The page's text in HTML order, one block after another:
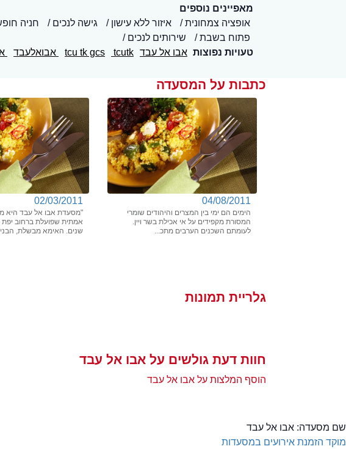
מאפיינים נוספים
אופציה צמחונית
איזור ללא עישון גישה לנכים חניה
פתוח בשבת
שירותים לנכים
טעויות נפוצות אבו אל עבד tcu tk gcs tcutk אבואלעבד
כתבות על המסעדה
04/08/2011
הימים הם ימי בין המצרים והיהודים שומרי
המסורת מקפידים על אי אכילת בשר ויין.
לעומתם השכנים הערבים מתכ...
02/03/2011
"מסעדת אבו אל עבד היא
אמתית שפועלת ברחוב
שנים. האימא מבשלת, הבנים
גלריית תמונות
חוות דעת גולשים על אבו אל עבד
הוסף המלצות על אבו אל עבד
שם מסעדה: אבו אל עבד
מוקד הזמנת אירועים במסעדות